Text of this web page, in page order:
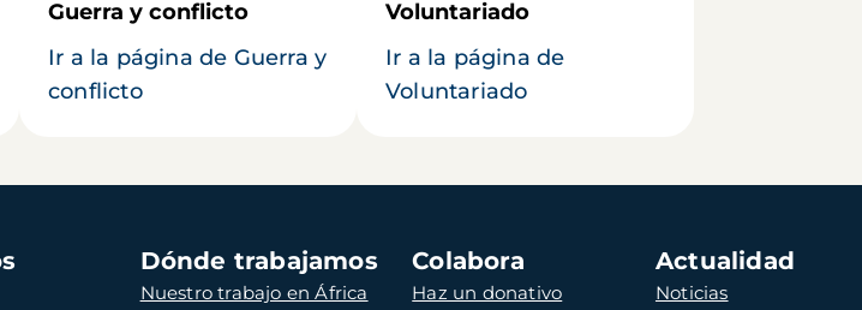
Guerra y conflicto
Ir a la página de Guerra y
conflicto
Voluntariado
Ir a la página de
Voluntariado
Dónde trabajamos
Nuestro trabajo en África
Colabora
Haz un donativo
Actualidad
Noticias